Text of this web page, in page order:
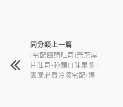
相連文章同分類上一篇
[宅配團購吐司]榮冠厚
片吐司-種類口味眾多+
團購必買冷凍宅配/媽